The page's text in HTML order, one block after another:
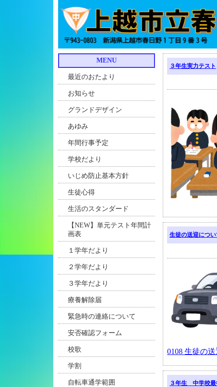
MENU
最近のおたより
お知らせ
グランドデザイン
あゆみ
年間行事予定
学校だより
いじめ防止基本方針
生徒心得
生活のスタンダード
【NEW】単元テスト年間計
画表
１学年だより
２学年だより
３学年だより
療養解除届
緊急時の連絡について
安否確認フォーム
校歌
学割
自転車通学範囲
３年生実力テスト
生徒の送迎につ
0108 生徒の
３年生 中学校最